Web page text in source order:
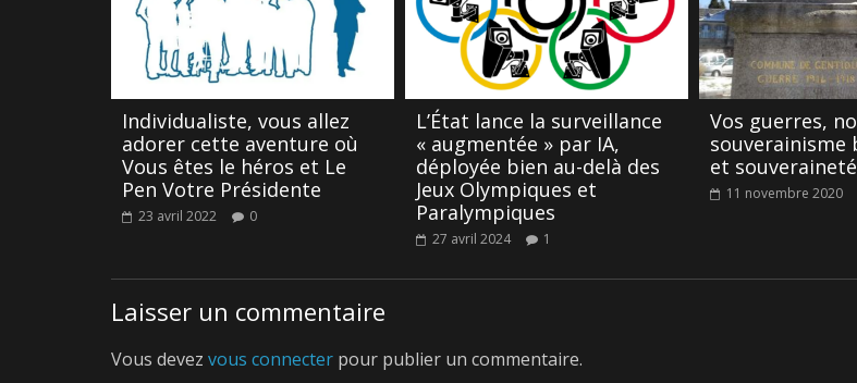
Individualiste, vous allez
adorer cette aventure où
Vous êtes le héros et Le
Pen Votre Présidente
23 avril 2022 0
L’État lance la surveillance
« augmentée » par IA,
déployée bien au-delà des
Jeux Olympiques et
Paralympiques
27 avril 2024 1
Vos guerres,
souverainisme
et
11 novembre 2020
Laisser un commentaire
Vous devez vous connecter pour publier un commentaire.